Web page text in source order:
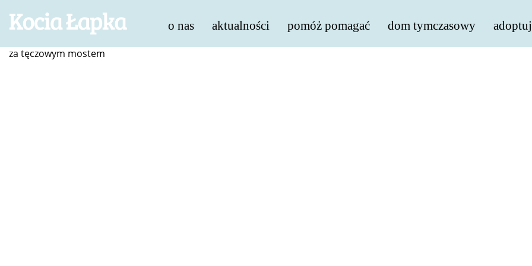
o nas aktualności pomóż pomagać dom tymczasowy adoptuj
za tęczowym mostem